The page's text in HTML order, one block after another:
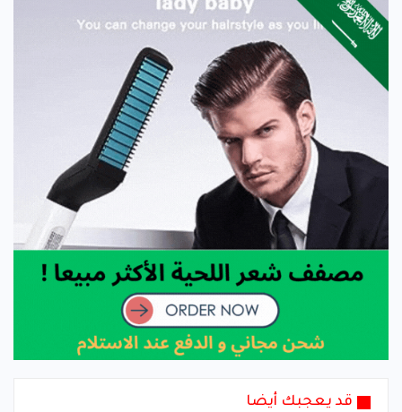
قد يعجبك أيضا